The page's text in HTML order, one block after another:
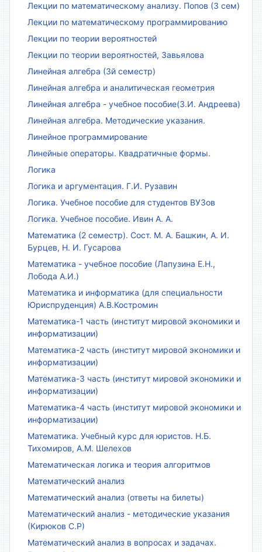
Лекции по математическому анализу. Попов (3 сем)
Лекции по математическому программированию
Лекции по теории вероятностей
Лекции по теории вероятностей, Завьялова
Линейная алгебра (3й семестр)
Линейная алгебра и аналитическая геометрия
Линейная алгебра - учебное пособие(З.И. Андреева)
Линейная алгебра. Методические указания.
Линейное программирование
Линейные операторы. Квадратичные формы.
Логика
Логика и аргументация. Г.И. Рузавин
Логика. Учебное пособие для студентов ВУЗов
Логика. Учебное пособие. Ивин А. А.
Математика (2 семестр). Сост. М. А. Башкин, А. И.
Бурцев, Н. И. Гусарова
Математика - учебное пособие (Лапузина Е.Н.,
Лобода А.И.)
Математика и информатика (для специальности
Юриспруденция) А.В.Костромин
Математика-1 часть (институт мировой экономики и
информатизации)
Математика-2 часть (институт мировой экономики и
информатизации)
Математика-3 часть (институт мировой экономики и
информатизации)
Математика-4 часть (институт мировой экономики и
информатизации)
Математика. Учебный курс для юристов. Н.Б.
Тихомиров, А.М. Шелехов
Математическая логика и теория алгоритмов
Математический анализ
Математический анализ (ответы на билеты)
Математический анализ - методические указания
(Кирюков С.Р)
Математический анализ в вопросах и задачах.